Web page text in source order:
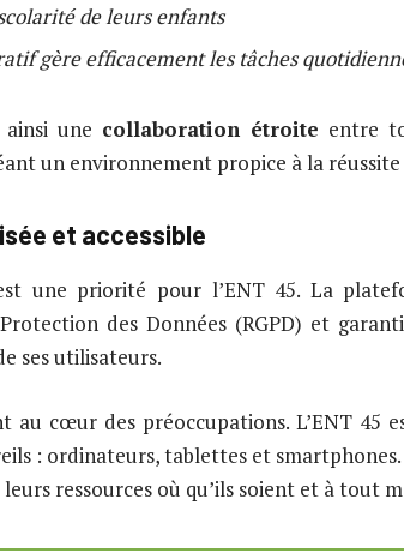
de leurs enfants
gère efficacement les tâches
une collaboration étroite entre
un environnement propice à la réussite
et accessible
une priorité pour l’ENT 45. La
des Données (RGPD) et
ses utilisateurs.
au cœur des préoccupations. L’ENT 45
: ordinateurs, tablettes et
ressources où qu’ils soient et à tout